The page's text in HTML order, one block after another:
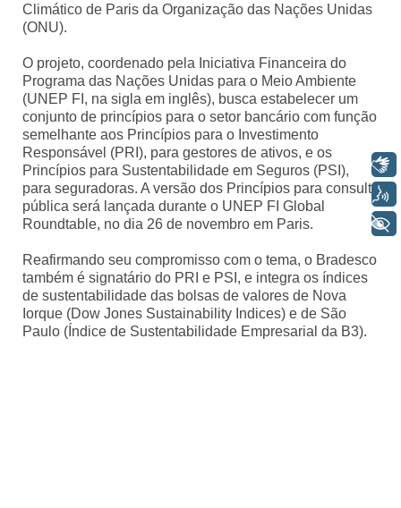
Climático de Paris da Organização das Nações Unidas
(ONU).
O projeto, coordenado pela Iniciativa Financeira do
Programa das Nações Unidas para o Meio Ambiente
(UNEP FI, na sigla em inglês), busca estabelecer um
conjunto de princípios para o setor bancário com função
semelhante aos Princípios para o Investimento
Responsável (PRI), para gestores de ativos, e os
Princípios para Sustentabilidade em Seguros (PSI),
para seguradoras. A versão dos Princípios para consulta
pública será lançada durante o UNEP FI Global
Roundtable, no dia 26 de novembro em Paris.
Reafirmando seu compromisso com o tema, o Bradesco
também é signatário do PRI e PSI, e integra os índices
de sustentabilidade das bolsas de valores de Nova
Iorque (Dow Jones Sustainability Indices) e de São
Paulo (Índice de Sustentabilidade Empresarial da B3).
Libras
Voz
+ Acessibilidade